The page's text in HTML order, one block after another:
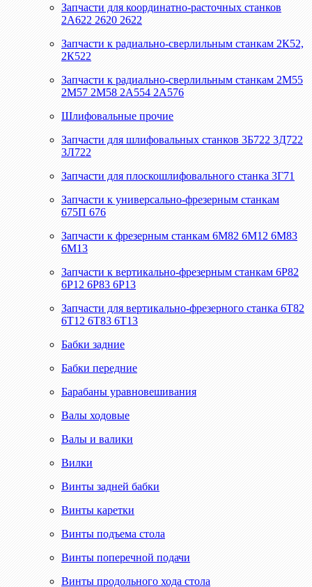
Запчасти для координатно-расточных станков
2А622 2620 2622
Запчасти к радиально-сверлильным станкам 2К52,
2К522
Запчасти к радиально-сверлильным станкам 2М55
2М57 2М58 2А554 2А576
Шлифовальные прочие
Запчасти для шлифовальных станков 3Б722 3Д722
3Л722
Запчасти для плоскошлифовального станка 3Г71
Запчасти к универсально-фрезерным станкам
675П 676
Запчасти к фрезерным станкам 6М82 6М12 6М83
6М13
Запчасти к вертикально-фрезерным станкам 6Р82
6Р12 6Р83 6Р13
Запчасти для вертикально-фрезерного станка 6Т82
6Т12 6Т83 6Т13
Бабки задние
Бабки передние
Барабаны уравновешивания
Валы ходовые
Валы и валики
Вилки
Винты задней бабки
Винты каретки
Винты подъема стола
Винты поперечной подачи
Винты продольного хода стола